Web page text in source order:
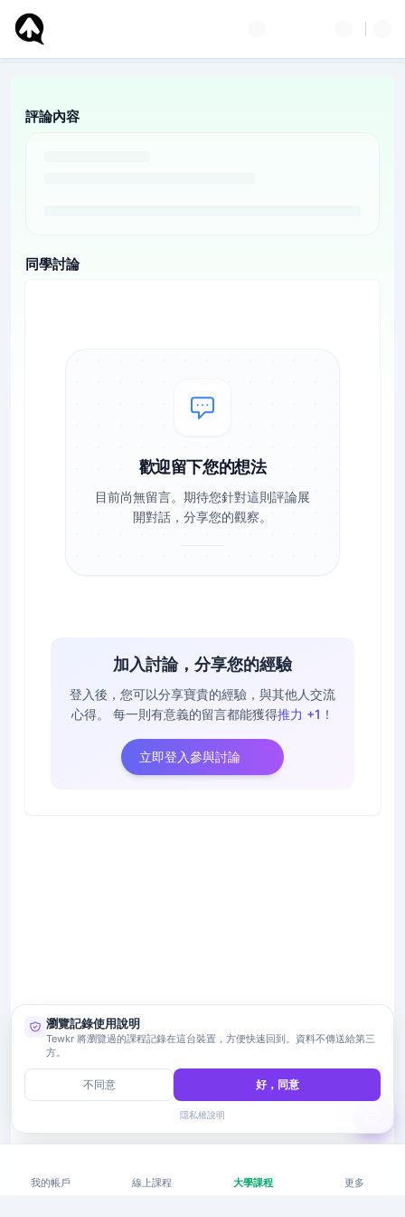
評論內容
同學討論
歡迎留下您的想法
目前尚無留言。期待您針對這則評論展
開對話，分享您的觀察。
加入討論，分享您的經驗
登入後，您可以分享寶貴的經驗，與其他人交流
心得。
每一則有意義的留言都能獲得推力 +1 ！
立即登入參與討論
我的帳戶 線上課程 大學課程 更多
瀏覽記錄使用說明
Tewkr 將瀏覽過的課程記錄在這台裝置，方便快速回到。資料不傳送給第三
方。
不同意 好，同意
隱私權說明